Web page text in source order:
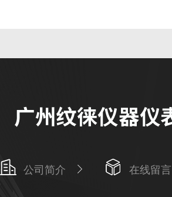
公司简介 在线留言